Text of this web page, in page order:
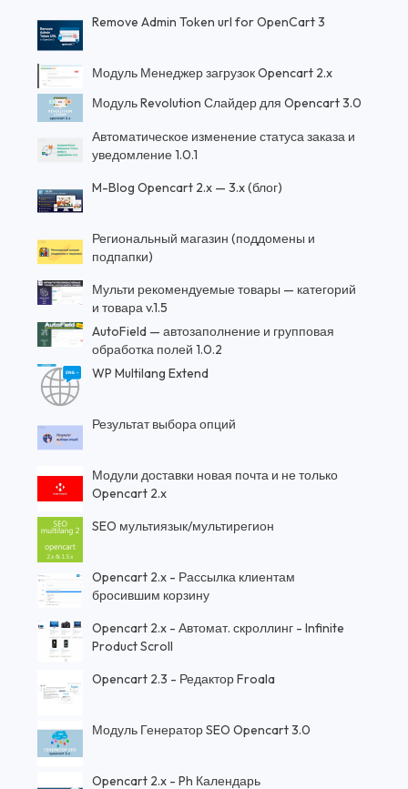
Remove Admin Token url for OpenCart 3
Модуль Менеджер загрузок Opencart 2.x
Модуль Revolution Слайдер для Opencart 3.0
Автоматическое изменение статуса заказа и
уведомление 1.0.1
M-Blog Opencart 2.x — 3.x (блог)
Региональный магазин (поддомены и
подпапки)
Мульти рекомендуемые товары — категорий
и товара v.1.5
AutoField — автозаполнение и групповая
обработка полей 1.0.2
WP Multilang Extend
Результат выбора опций
Модули доставки новая почта и не только
Opencart 2.x
SEO мультиязык/мультирегион
Opencart 2.x - Рассылка клиентам
бросившим корзину
Opencart 2.x - Автомат. скроллинг - Infinite
Product Scroll
Opencart 2.3 - Редактор Froala
Модуль Генератор SEO Opencart 3.0
Opencart 2.x - Ph Календарь